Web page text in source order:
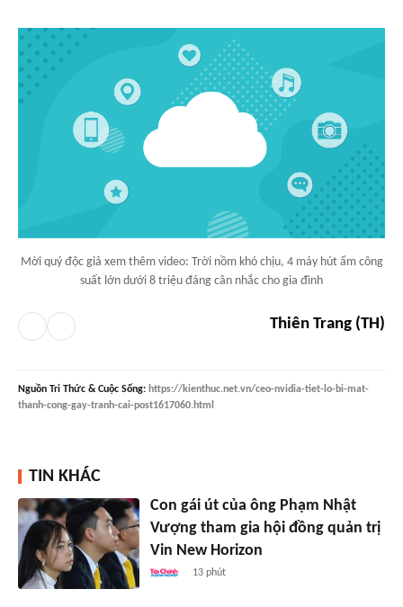
Mời quý độc giả xem thêm video: Trời nồm khó chịu, 4 máy hút ẩm công
suất lớn dưới 8 triệu đáng cân nhắc cho gia đình
Thiên Trang (TH)
Nguồn Tri Thức & Cuộc Sống: https://kienthuc.net.vn/ceo-nvidia-tiet-lo-bi-mat-
thanh-cong-gay-tranh-cai-post1617060.html
TIN KHÁC
Con gái út của ông Phạm Nhật
Vượng tham gia hội đồng quản trị
Vin New Horizon
13 phút